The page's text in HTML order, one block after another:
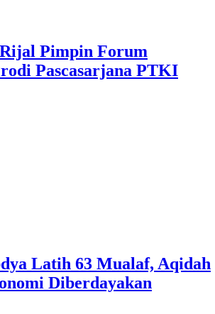
Pimpin Forum
Pascasarjana PTKI
Latih 63 Mualaf, Aqidah
Diberdayakan